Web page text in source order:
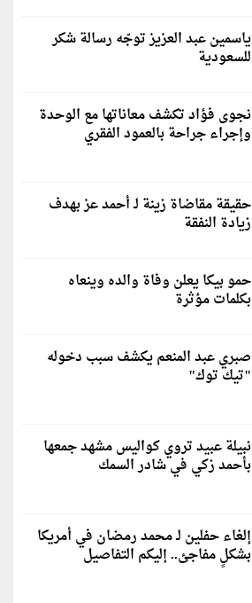
ياسمين عبد العزيز توجّه رسالة شكر
للسعودية
نجوى فؤاد تكشف معاناتها مع الوحدة
وإجراء جراحة بالعمود الفقري
حقيقة مقاضاة زينة لـ أحمد عز بهدف
زيادة النفقة
حمو بيكا يعلن وفاة والده وينعاه
بكلمات مؤثرة
صبري عبد المنعم يكشف سبب دخوله
"تيك توك"
نبيلة عبيد تروي كواليس مشهد جمعها
بأحمد زكي في شادر السمك
إلغاء حفلين لـ محمد رمضان في أمريكا
بشكلٍ مفاجئ.. إليكم التفاصيل